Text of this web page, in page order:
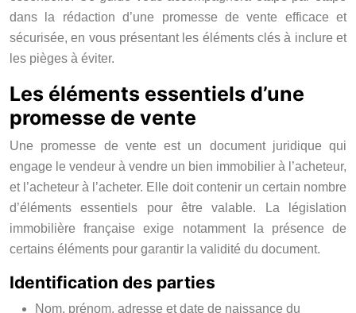
dans la rédaction d’une promesse de vente efficace et
sécurisée, en vous présentant les éléments clés à inclure et
les pièges à éviter.
Les éléments essentiels d’une
promesse de vente
Une promesse de vente est un document juridique qui
engage le vendeur à vendre un bien immobilier à l’acheteur,
et l’acheteur à l’acheter. Elle doit contenir un certain nombre
d’éléments essentiels pour être valable. La législation
immobilière française exige notamment la présence de
certains éléments pour garantir la validité du document.
Identification des parties
Nom, prénom, adresse et date de naissance du